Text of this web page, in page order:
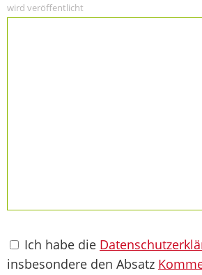
wird veröffentlicht
Ich habe die
insbesondere den Absatz